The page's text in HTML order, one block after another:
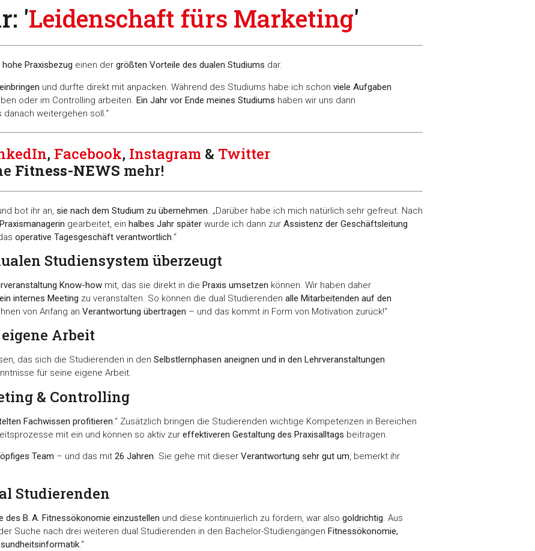
'Leidenschaft fürs Marketing'
hohe Praxisbezug einen der größten Vorteile des dualen Studiums dar.
und durfte direkt mit anpacken. Während des Studiums habe ich schon viele Aufgaben
oder im Controlling arbeiten. Ein Jahr vor Ende meines Studiums haben wir uns dann
weitergehen soll.“
, Facebook, Instagram & Twitter
Fitness-NEWS mehr!
bot ihr an, sie nach dem Studium zu übernehmen. „Darüber habe ich mich natürlich sehr gefreut. Nach
gearbeitet, ein halbes Jahr später wurde ich dann zur Assistenz der Geschäftsleitung
operative Tagesgeschäft verantwortlich.“
Studiensystem überzeugt
Know-how mit, das sie direkt in die Praxis umsetzen können. Wir haben daher
internes Meeting zu veranstalten. So können die dual Studierenden alle Mitarbeitenden auf den
von Anfang an Verantwortung übertragen – und das kommt in Form von Motivation zurück!“
Arbeit
das sich die Studierenden in den Selbstlernphasen aneignen und in den Lehrveranstaltungen
für seine eigene Arbeit.
& Controlling
Fachwissen profitieren.“ Zusätzlich bringen die Studierenden wichtige Kompetenzen in Bereichen
mit ein und können so aktiv zur effektiveren Gestaltung des Praxisalltags beitragen.
Team – und das mit 26 Jahren. Sie gehe mit dieser Verantwortung sehr gut um, bemerkt ihr
Studierenden
des B. A. Fitnessökonomie einzustellen und diese kontinuierlich zu fördern, war also goldrichtig . Aus
Suche nach drei weiteren dual Studierenden in den Bachelor-Studiengängen Fitnessökonomie,
.“